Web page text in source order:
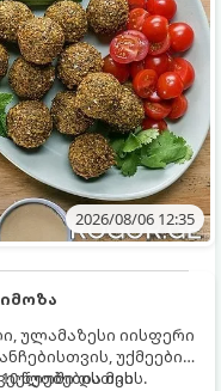
2026/08/06 12:35
ულამაზესი იისფერი
უქმეების
წუთში და მის